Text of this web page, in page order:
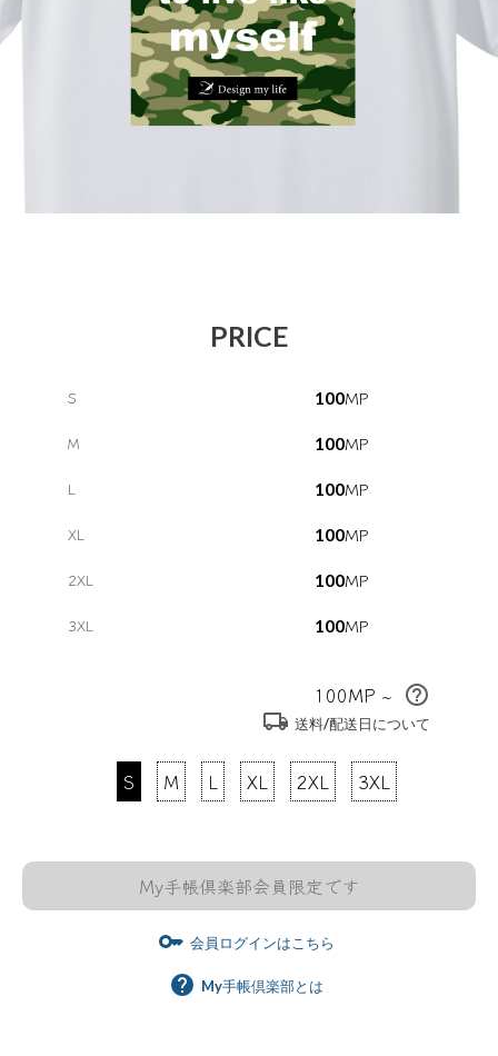
PRICE
S 100MP
M 100MP
L 100MP
XL 100MP
2XL 100MP
3XL 100MP
100MP ~ help_outline
local_shipping 送料/配送日について
S M L XL 2XL 3XL
My手帳倶楽部会員限定です
key 会員ログインはこちら
help My手帳倶楽部とは